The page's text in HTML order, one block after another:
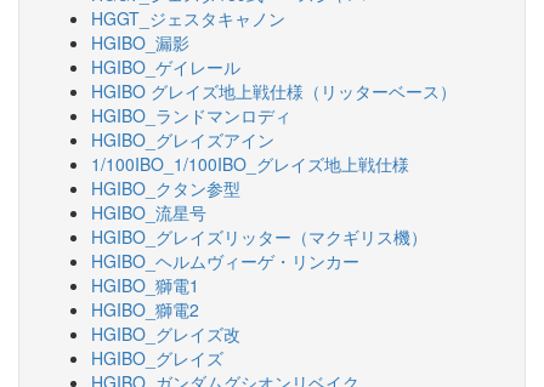
HGGT_ジェスタキャノン
HGIBO_漏影
HGIBO_ゲイレール
HGIBO グレイズ地上戦仕様（リッターベース）
HGIBO_ランドマンロディ
HGIBO_グレイズアイン
1/100IBO_1/100IBO_グレイズ地上戦仕様
HGIBO_クタン参型
HGIBO_流星号
HGIBO_グレイズリッター（マクギリス機）
HGIBO_ヘルムヴィーゲ・リンカー
HGIBO_獅電1
HGIBO_獅電2
HGIBO_グレイズ改
HGIBO_グレイズ